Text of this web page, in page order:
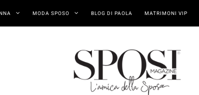
MODA SPOSO BLOG DI PAOLA MATRIMONI VIP